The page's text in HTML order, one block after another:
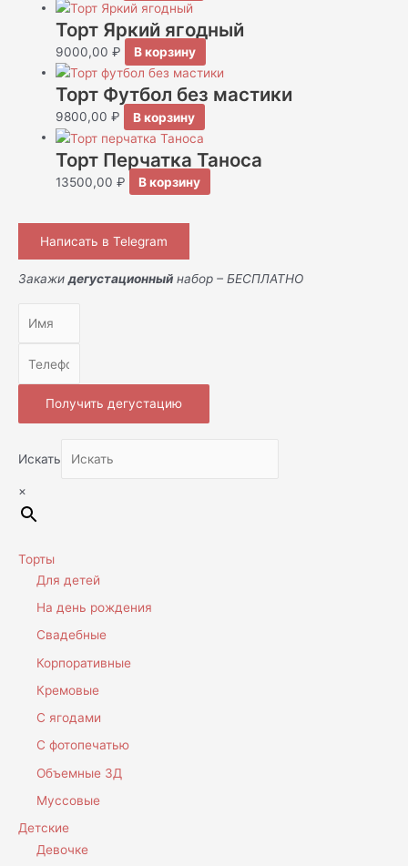
Торт Яркий ягодный
9000,00₽ В корзину
Торт Футбол без мастики
9800,00₽ В корзину
Торт Перчатка Таноса
13500,00₽ В корзину
Написать в Telegram
Закажи дегустационный набор – БЕСПЛАТНО
Получить дегустацию
Искать
×
Торты
Для детей
На день рождения
Свадебные
Корпоративные
Кремовые
С ягодами
С фотопечатью
Объемные 3Д
Муссовые
Детские
Девочке